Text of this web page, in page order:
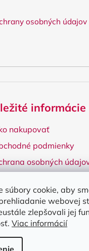
súbory cookie, aby
webovej
zlepšovali jej
Viac informácií
osobných údajov
informácie
nakupovať
podmienky
osobných